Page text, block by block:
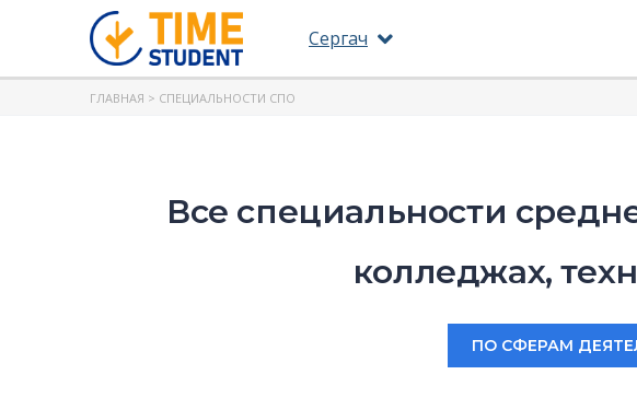
Сергач
ГЛАВНАЯ > СПЕЦИАЛЬНОСТИ СПО
Все специальности
колледжах,
ПО СФЕРАМ